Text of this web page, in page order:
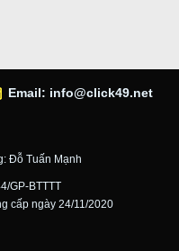
Email: info@click49.net
Đỗ Tuấn Mạnh
GP-BTTTT
cấp ngày 24/11/2020